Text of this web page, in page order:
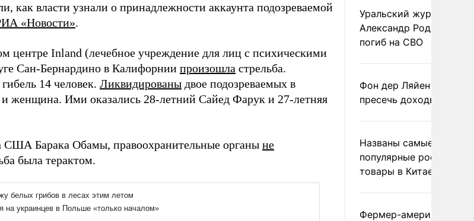
как власти узнали о принадлежности аккаунта подозреваемой
«Новости».
центре Inland (лечебное учреждение для лиц с психическими
Сан-Бернардино в Калифорнии произошла стрельба.
гибель 14 человек. Ликвидированы двое подозреваемых в
женщина. Ими оказались 28-летний Сайед Фарук и 27-летняя
США Барака Обамы, правоохранительные органы не
была терактом.
Уральский журналист
Александр Родионов
погиб на СВО
Фон дер Ляйен
пресечь доходы России
Названы самые
популярные российские
товары в Китае
Фермер-американец